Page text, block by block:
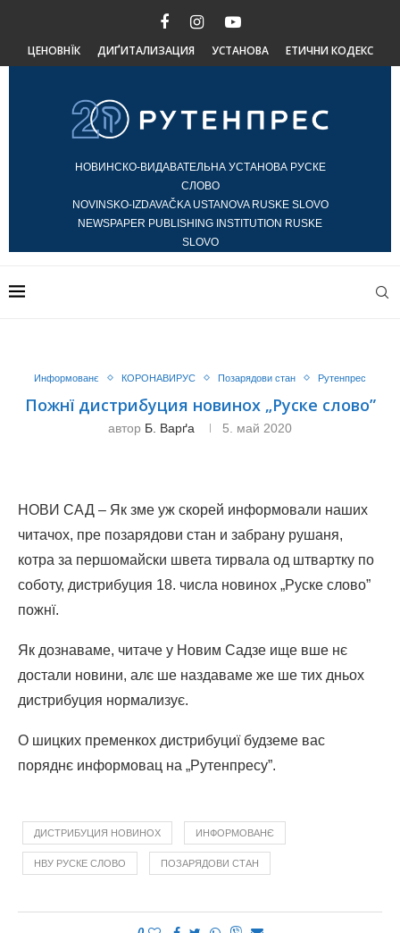
ЦЕНОВНЇК ДИҐИТАЛИЗАЦИЯ УСТАНОВА ЕТИЧНИ КОДЕКС
НОВИНСКО-ВИДАВАТЕЛЬНА УСТАНОВА РУСКЕ
СЛОВО
NOVINSKO-IZDAVAČKA USTANOVA RUSKE SLOVO
NEWSPAPER PUBLISHING INSTITUTION RUSKE
SLOVO
Информованє КОРОНАВИРУС Позарядови стан Рутенпрес
Пожнї дистрибуция новинох „Руске слово”
автор Б. Варґа 5. май 2020
НОВИ САД – Як зме уж скорей информовали наших
читачох, пре позарядови стан и забрану рушаня,
котра за першомайски швета тирвала од штвартку по
соботу, дистрибуция 18. числа новинох „Руске слово”
пожнї.
Як дознаваме, читаче у Новим Садзе ище вше нє
достали новини, алє ше наздаваме же ше тих дньох
дистрибуция нормализує.
О шицких пременкох дистрибуциї будземе вас
поряднє информовац на „Рутенпресу”.
ДИСТРИБУЦИЯ НОВИНОХ ИНФОРМОВАНЄ
НВУ РУСКЕ СЛОВО ПОЗАРЯДОВИ СТАН